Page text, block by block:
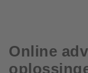
Online